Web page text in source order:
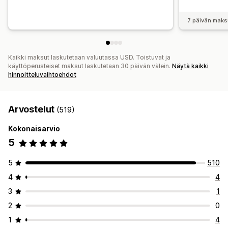
7 päivän
Kaikki maksut laskutetaan valuutassa USD. Toistuvat ja
käyttöperusteiset maksut laskutetaan 30 päivän välein. Näytä kaikki
hinnoitteluvaihtoehdot
Arvostelut (519)
Kokonaisarvio
5
5
510
4
4
3
1
2
0
1
4